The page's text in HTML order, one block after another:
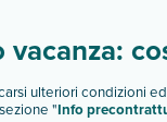
ulteriori condizioni
"Info